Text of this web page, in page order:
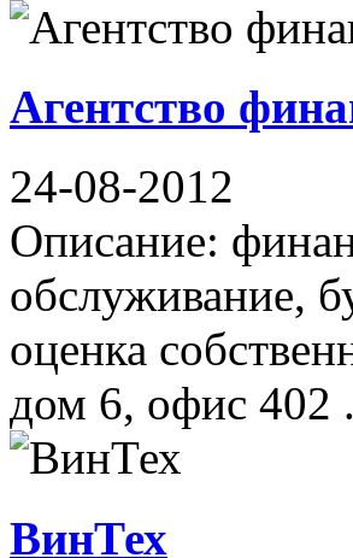
Агентство
24-08-2012
Описание:
обслуживание,
оценка
дом 6, офис 402
ВинТех